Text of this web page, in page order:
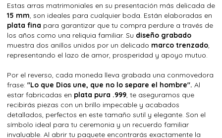
Estas arras matrimoniales en su presentación más delicada de
15 mm, son ideales para cualquier boda. Están elaboradas en
plata fina para garantizar que tu compra perdure a través de
los años como una reliquia familiar. Su diseño grabado
muestra dos anillos unidos por un delicado marco trenzado,
representando el lazo de amor, prosperidad y apoyo mutuo.
Por el reverso, cada moneda lleva grabada una conmovedora
frase: "Lo que Dios une, que no lo separe el hombre". Al
estar fabricadas en plata pura .999, te aseguramos que
recibirás piezas con un brillo impecable y acabados
detallados, perfectos en este tamaño sutil y elegante. Son el
símbolo ideal para tu ceremonia y un recuerdo familiar
invaluable. Al abrir tu paquete encontrarás exactamente la